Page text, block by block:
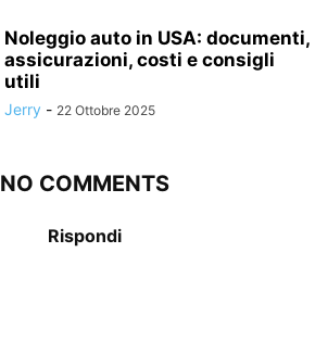
Noleggio auto in USA: documenti,
assicurazioni, costi e consigli
utili
Jerry - 22 Ottobre 2025
NO COMMENTS
Rispondi